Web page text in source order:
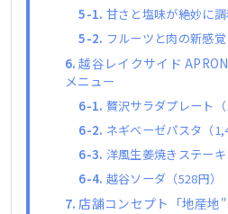
甘さと塩味が絶妙に
フルーツと肉の新感
越谷レイクサイド
メニュー
贅沢サラダプレート（
ネギベーゼパスタ（
洋風生姜焼きステーキ
越谷ソーダ（528円）
店舗コンセプト「地産地